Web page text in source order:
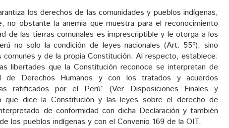
los derechos de las comunidades y pueblos indígenas,
no obstante la anemia que muestra para el reconocimiento
de las tierras comunales es imprescriptible y le otorga a los
no solo la condición de leyes nacionales (Art. 55º), sino
y de la propia Constitución. Al respecto, establece:
libertades que la Constitución reconoce se interpretan de
de Derechos Humanos y con los tratados y acuerdos
ratificados por el Perú” (Ver Disposiciones Finales y
que dice la Constitución y las leyes sobre el derecho de
de conformidad con dicha Declaración y también
los pueblos indígenas y con el Convenio 169 de la OIT.